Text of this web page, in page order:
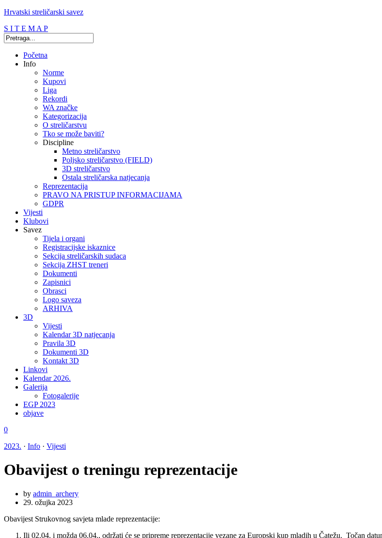
Hrvatski streličarski savez
S I T E M A P
Početna
Info
Norme
Kupovi
Liga
Rekordi
WA značke
Kategorizacija
O streličarstvu
Tko se može baviti?
Discipline
Metno streličarstvo
Poljsko streličarstvo (FIELD)
3D streličarstvo
Ostala streličarska natjecanja
Reprezentacija
PRAVO NA PRISTUP INFORMACIJAMA
GDPR
Vijesti
Klubovi
Savez
Tijela i organi
Registracijske iskaznice
Sekcija streličarskih sudaca
Sekcija ZHST treneri
Dokumenti
Zapisnici
Obrasci
Logo saveza
ARHIVA
3D
Vijesti
Kalendar 3D natjecanja
Pravila 3D
Dokumenti 3D
Kontakt 3D
Linkovi
Kalendar 2026.
Galerija
Fotogalerije
EGP 2023
objave
0
2023. · Info · Vijesti
Obavijest o treningu reprezentacije
by admin_archery
29. ožujka 2023
Obavijest Strukovnog savjeta mlade reprezentacije:
Ili 02.04. i možda 06.04., održati će se pripreme reprezentacije vezane za Europski kup mladih u Čatežu. Točan